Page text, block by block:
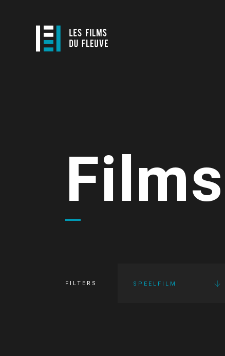
Films
FILTERS SPEELFILM